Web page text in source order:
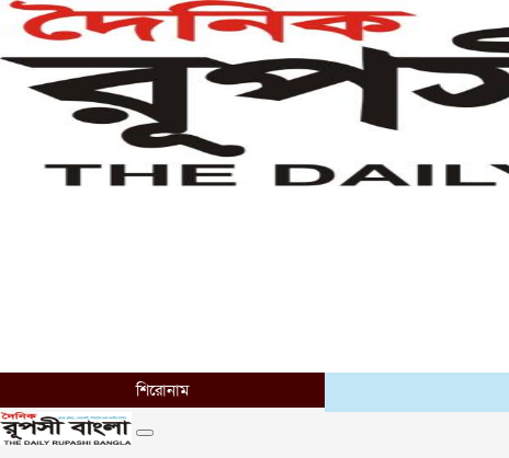
শিরোনাম